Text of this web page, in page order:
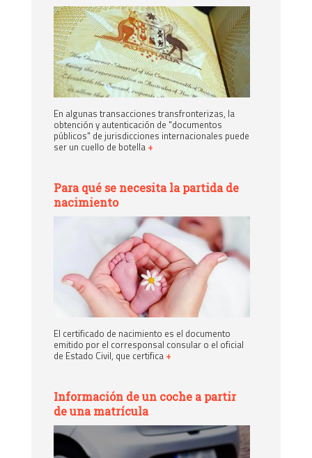
En algunas transacciones transfronterizas, la
obtención y autenticación de "documentos
públicos" de jurisdicciones internacionales puede
ser un cuello de botella +
Para qué se necesita la partida de
nacimiento
El certificado de nacimiento es el documento
emitido por el corresponsal consular o el oficial
de Estado Civil, que certifica +
Información de un coche a partir
de una matrícula